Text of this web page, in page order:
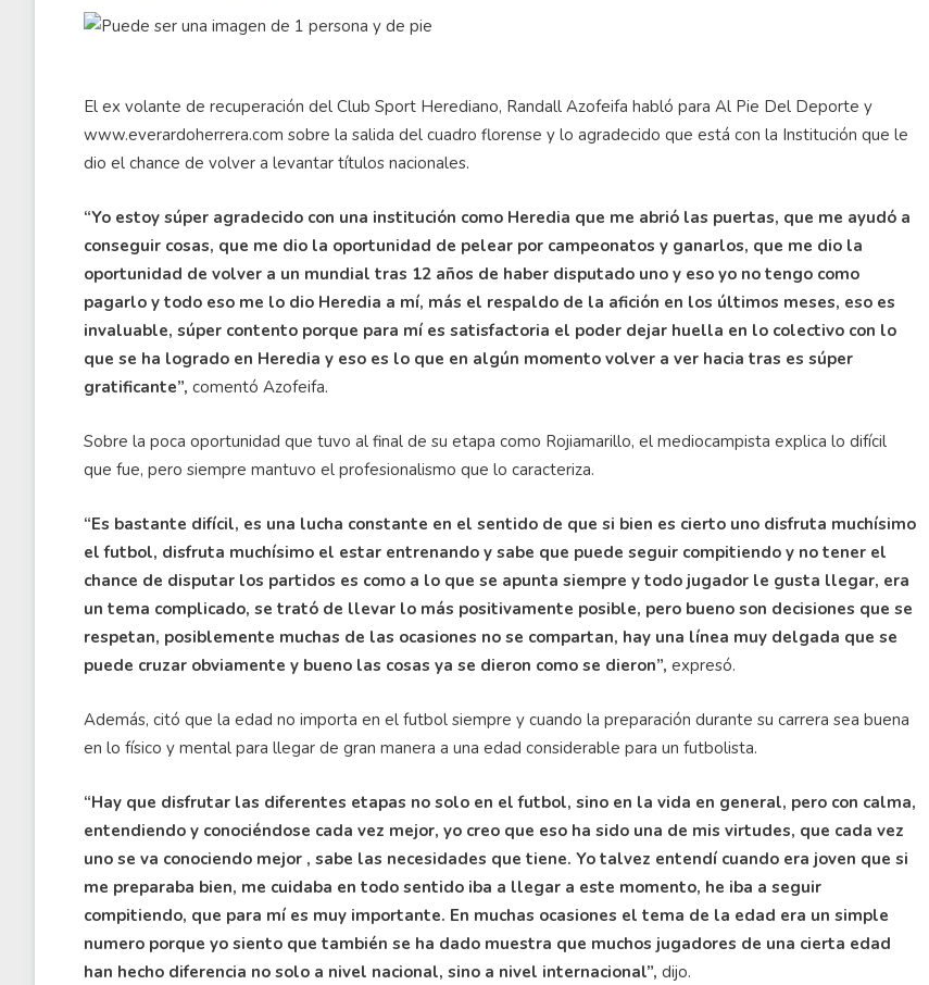
El ex volante de recuperación del Club Sport Herediano, Randall Azofeifa habló para Al Pie Del Deporte y
www.everardoherrera.com sobre la salida del cuadro florense y lo agradecido que está con la Institución que le
dio el chance de volver a levantar títulos nacionales.
“Yo estoy súper agradecido con una institución como Heredia que me abrió las puertas, que me ayudó a
conseguir cosas, que me dio la oportunidad de pelear por campeonatos y ganarlos, que me dio la
oportunidad de volver a un mundial tras 12 años de haber disputado uno y eso yo no tengo como
pagarlo y todo eso me lo dio Heredia a mí, más el respaldo de la afición en los últimos meses, eso es
invaluable, súper contento porque para mí es satisfactoria el poder dejar huella en lo colectivo con lo
que se ha logrado en Heredia y eso es lo que en algún momento volver a ver hacia tras es súper
gratificante”, comentó Azofeifa.
Sobre la poca oportunidad que tuvo al final de su etapa como Rojiamarillo, el mediocampista explica lo difícil
que fue, pero siempre mantuvo el profesionalismo que lo caracteriza.
“Es bastante difícil, es una lucha constante en el sentido de que si bien es cierto uno disfruta muchísimo
el futbol, disfruta muchísimo el estar entrenando y sabe que puede seguir compitiendo y no tener el
chance de disputar los partidos es como a lo que se apunta siempre y todo jugador le gusta llegar, era
un tema complicado, se trató de llevar lo más positivamente posible, pero bueno son decisiones que se
respetan, posiblemente muchas de las ocasiones no se compartan, hay una línea muy delgada que se
puede cruzar obviamente y bueno las cosas ya se dieron como se dieron”, expresó.
Además, citó que la edad no importa en el futbol siempre y cuando la preparación durante su carrera sea buena
en lo físico y mental para llegar de gran manera a una edad considerable para un futbolista.
“Hay que disfrutar las diferentes etapas no solo en el futbol, sino en la vida en general, pero con calma,
entendiendo y conociéndose cada vez mejor, yo creo que eso ha sido una de mis virtudes, que cada vez
uno se va conociendo mejor , sabe las necesidades que tiene. Yo talvez entendí cuando era joven que si
me preparaba bien, me cuidaba en todo sentido iba a llegar a este momento, he iba a seguir
compitiendo, que para mí es muy importante. En muchas ocasiones el tema de la edad era un simple
numero porque yo siento que también se ha dado muestra que muchos jugadores de una cierta edad
han hecho diferencia no solo a nivel nacional, sino a nivel internacional”, dijo.